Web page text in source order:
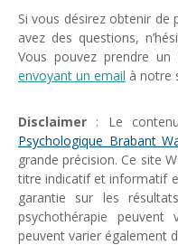
Si vous désirez obtenir
avez des questions,
Vous pouvez prendre
envoyant un email à notre
Disclaimer : Le
Psychologique Brabant
grande précision. Ce site
titre indicatif et informatif
garantie sur les
psychothérapie
peuvent varier également